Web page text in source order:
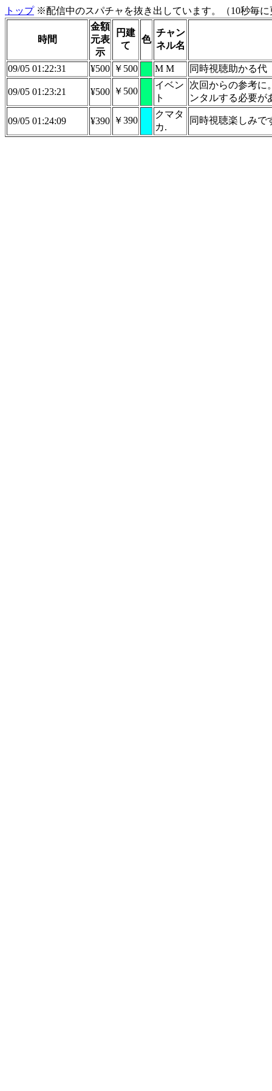
トップ※配信中のスパチャを抜き出しています。（10秒毎に
時間
金額
元表
示
円建
て
色
チャン
ネル名
09/05 01:22:31 ¥500 ￥500 M M 同時視聴助かる代
09/05 01:23:21 ¥500 ￥500
イベン
ト
次回からの参考に
ンタルする必要が
09/05 01:24:09 ¥390 ￥390
クマタ
カ.
同時視聴楽しみで